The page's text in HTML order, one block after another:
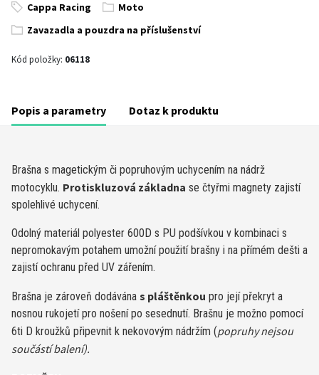
Cappa Racing
Moto
Zavazadla a pouzdra na příslušenství
Kód položky: 06118
Popis a parametry Dotaz k produktu
Brašna s magetickým či popruhovým uchycením na nádrž
motocyklu. Protiskluzová základna se čtyřmi magnety zajistí
spolehlivé uchycení.
Odolný materiál polyester 600D s PU podšívkou v kombinaci s
nepromokavým potahem umožní použití brašny i na přímém dešti a
zajistí ochranu před UV zářením.
Brašna je zároveň dodávána s pláštěnkou pro její překryt a
nosnou rukojetí pro nošení po sesednutí. Brašnu je možno pomocí
6ti D kroužků připevnit k nekovovým nádržím (popruhy nejsou
součástí balení).